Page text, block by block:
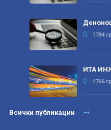
1784
ИТА
1766
Всички публикации